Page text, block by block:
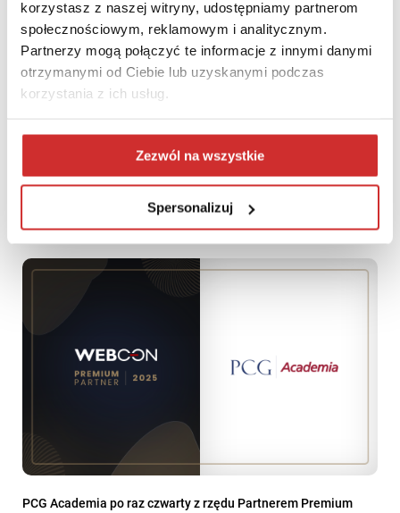
korzystasz z naszej witryny, udostępniamy partnerom
społecznościowym, reklamowym i analitycznym.
Partnerzy mogą połączyć te informacje z innymi danymi
otrzymanymi od Ciebie lub uzyskanymi podczas
korzystania z ich usług.
Zezwól na wszystkie
Spersonalizuj
Relacja z webinarium: Elektroniczny obieg dokumentów –
dlaczego warto inwestować i rozwijać wewnętrzne
PCG Academia po raz czwarty z rzędu Partnerem Premium